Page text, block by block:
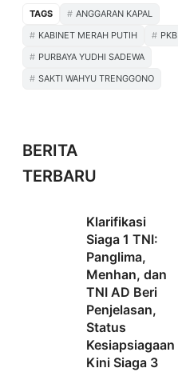
TAGS
ANGGARAN KAPAL
KABINET MERAH PUTIH
PKB
PURBAYA YUDHI SADEWA
SAKTI WAHYU TRENGGONO
BERITA
TERBARU
Klarifikasi
Siaga 1 TNI:
Panglima,
Menhan, dan
TNI AD Beri
Penjelasan,
Status
Kesiapsiagaan
Kini Siaga 3